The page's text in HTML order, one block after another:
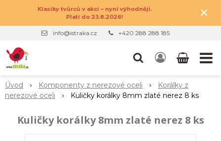
Klasiky tvůrců v akci – nyní výhodněji.
Platí do 23.8.2026!
×
info@istraka.cz +420 288 288 185
Úvod Komponenty z nerezové oceli
Korálky z
nerezové oceli
Kuličky korálky 8mm zlaté nerez 8 ks
Kuličky korálky 8mm zlaté nerez 8 ks